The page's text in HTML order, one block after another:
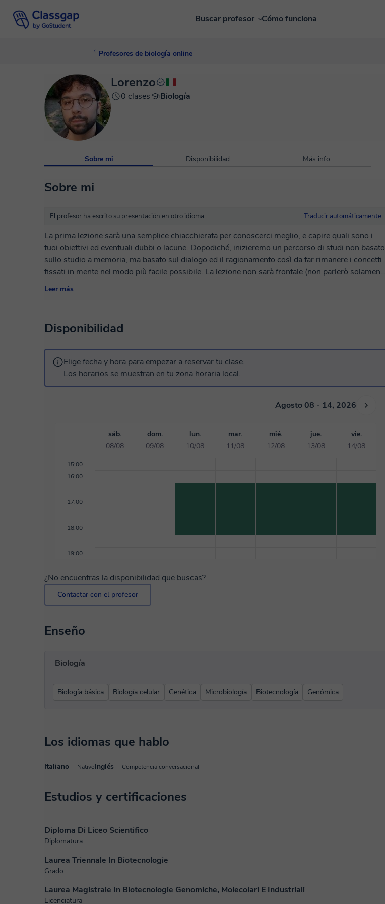
Buscar profesor Cómo funciona
Profesores de biología online
Lorenzo
0 clases Biología
Sobre mi Disponibilidad Más info
Sobre mi
El profesor ha escrito su presentación en otro idioma Traducir automáticamente
La prima lezione sarà una semplice chiacchierata per conoscerci meglio, e capire quali sono i
tuoi obiettivi ed eventuali dubbi o lacune. Dopodiché, inizieremo un percorso di studi non basato
sullo studio a memoria, ma basato sul dialogo ed il ragionamento così da far rimanere i concetti
fissati in mente nel modo più facile possibile. La lezione non sarà frontale (non parlerò solamente
io) ma sarà un vero e proprio dialogo, in cui gli argomenti verranno spiegati come se facessimo
Leer más
Disponibilidad
Elige fecha y hora para empezar a reservar tu clase.
Los horarios se muestran en tu zona horaria local.
Agosto 08 - 14, 2026
sáb.
08/08
dom.
09/08
lun.
10/08
mar.
11/08
mié.
12/08
jue.
13/08
vie.
14/08
15:00
16:00
17:00
18:00
19:00
¿No encuentras la disponibilidad que buscas?
Contactar con el profesor
Enseño
Biología
Biología básica Biología celular Genética Microbiología Biotecnología Genómica
Los idiomas que hablo
Italiano NativoInglés Competencia conversacional
Estudios y certificaciones
Diploma Di Liceo Scientifico
Diplomatura
Laurea Triennale In Biotecnologie
Grado
Laurea Magistrale In Biotecnologie Genomiche, Molecolari E Industriali
Licenciatura